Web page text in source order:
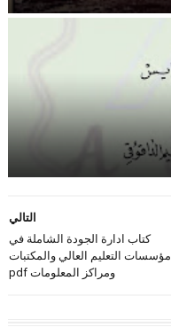
التالي
كتاب ادارة الجودة الشاملة في
مؤسسات التعليم العالي والمكتبات
ومراكز المعلومات pdf